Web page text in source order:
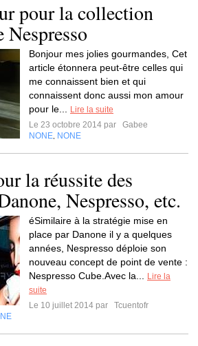
pour la collection
Bonjour mes jolies gourmandes, Cet
article étonnera peut-être celles qui
me connaissent bien et qui
connaissent donc aussi mon amour
pour le...
Lire la suite
Le 23 octobre 2014 par
Gabee
NONE NONE
la réussite des
Nespresso, etc.
éSimilaire à la stratégie mise en
place par Danone il y a quelques
années, Nespresso déploie son
nouveau concept de point de vente :
Nespresso Cube.Avec la...
Lire la
suite
Le 10 juillet 2014 par
Tcuentofr